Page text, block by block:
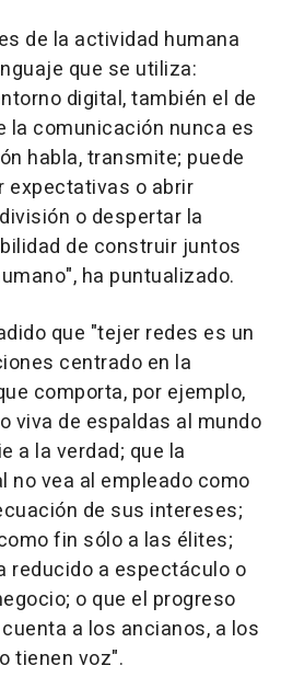
de la actividad humana
que se utiliza:
digital, también el de
la comunicación nunca es
habla, transmite; puede
expectativas o abrir
o despertar la
de construir juntos
ha puntualizado.
que "tejer redes es un
centrado en la
comporta, por ejemplo,
viva de espaldas al mundo
a la verdad; que la
no vea al empleado como
de sus intereses;
fin sólo a las élites;
reducido a espectáculo o
o que el progreso
a los ancianos, a los
tienen voz".